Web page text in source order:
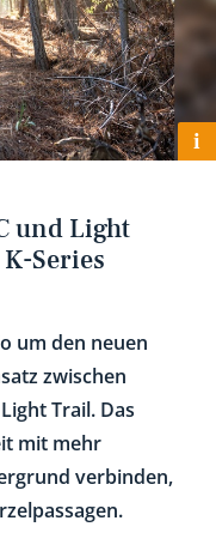
i
und Light
Series
um den neuen
zwischen
Trail. Das
mit mehr
verbinden,